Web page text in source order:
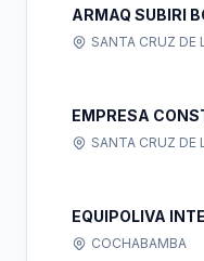
ARMAQ SUBIRI
SANTA CRUZ DE
EMPRESA
SANTA CRUZ DE
EQUIPOLIVA
COCHABAMBA